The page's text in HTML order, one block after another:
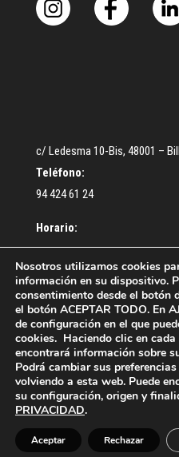
c/ Ledesma 10-Bis, 48001 –
Teléfono:
94 424 61 24
Horario:
De lunes a Jueves: De 9:30 a
Viernes: De 9:00 a 14:00 h.
¿Cómo colegiarse?
Política de privacidad
Nosotros utilizamos cookies
información en su dispositivo.
consentimiento desde el botón
el botón ACEPTAR TODO. En
de configuración en el que
cookies. Haciendo clic en
encontrará información sobre
Podrá cambiar sus
volviendo a esta web. Puede
su configuración, origen y
PRIVACIDAD.
Aceptar Rechazar